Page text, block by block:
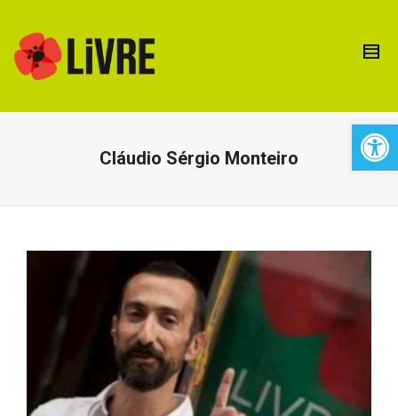
Cláudio Sérgio Monteiro